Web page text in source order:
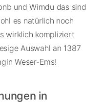
und Wimdu das sind
es natürlich noch
wirklich kompliziert
Auswahl an 1387
Weser-Ems!
in